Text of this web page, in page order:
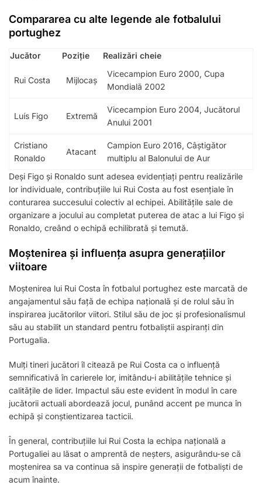
Compararea cu alte legende ale fotbalului
portughez
Jucător Poziție Realizări cheie
Rui Costa Mijlocaș
Vicecampion Euro 2000, Cupa
Mondială 2002
Luís Figo Extremă
Vicecampion Euro 2004, Jucătorul
Anului 2001
Cristiano
Ronaldo
Atacant
Campion Euro 2016, Câștigător
multiplu al Balonului de Aur
Deși Figo și Ronaldo sunt adesea evidențiați pentru realizările
lor individuale, contribuțiile lui Rui Costa au fost esențiale în
conturarea succesului colectiv al echipei. Abilitățile sale de
organizare a jocului au completat puterea de atac a lui Figo și
Ronaldo, creând o echipă echilibrată și temută.
Moștenirea și influența asupra generațiilor
viitoare
Moștenirea lui Rui Costa în fotbalul portughez este marcată de
angajamentul său față de echipa națională și de rolul său în
inspirarea jucătorilor viitori. Stilul său de joc și profesionalismul
său au stabilit un standard pentru fotbaliștii aspiranți din
Portugalia.
Mulți tineri jucători îl citează pe Rui Costa ca o influență
semnificativă în carierele lor, imitându-i abilitățile tehnice și
calitățile de lider. Impactul său este evident în modul în care
jucătorii actuali abordează jocul, punând accent pe munca în
echipă și conștientizarea tacticii.
În general, contribuțiile lui Rui Costa la echipa națională a
Portugaliei au lăsat o amprentă de neșters, asigurându-se că
moștenirea sa va continua să inspire generații de fotbaliști de
acum înainte.